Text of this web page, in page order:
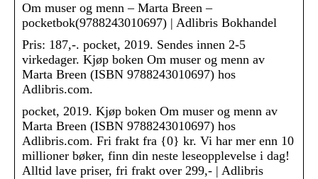
Om muser og menn – Marta Breen –
pocketbok(9788243010697) | Adlibris Bokhandel
Pris: 187,-. pocket, 2019. Sendes innen 2-5
virkedager. Kjøp boken Om muser og menn av
Marta Breen (ISBN 9788243010697) hos
Adlibris.com.
pocket, 2019. Kjøp boken Om muser og menn av
Marta Breen (ISBN 9788243010697) hos
Adlibris.com. Fri frakt fra {0} kr. Vi har mer enn 10
millioner bøker, finn din neste leseopplevelse i dag!
Alltid lave priser, fri frakt over 299,- | Adlibris